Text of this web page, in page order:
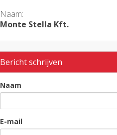
Naam:
Monte Stella Kft.
Bericht schrijven
Naam
E-mail